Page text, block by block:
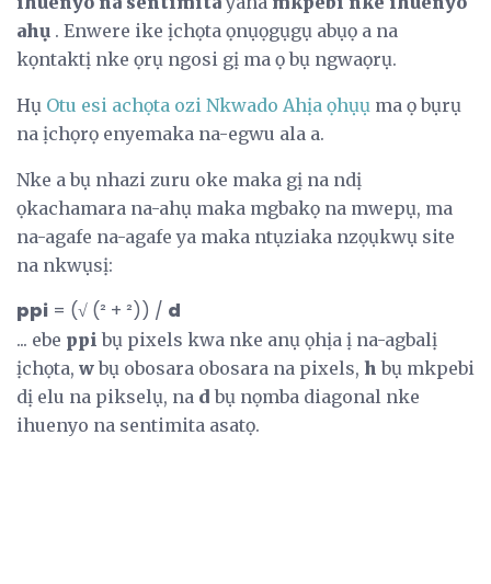
ahụ . Enwere ike ịchọta ọnụọgụgụ abụọ a na
kọntaktị nke ọrụ ngosi gị ma ọ bụ ngwaọrụ.
Hụ Otu esi achọta ozi Nkwado Ahịa ọhụụ ma ọ bụrụ
na ịchọrọ enyemaka na-egwu ala a.
Nke a bụ nhazi zuru oke maka gị na ndị
ọkachamara na-ahụ maka mgbakọ na mwepụ, ma
na-agafe na-agafe ya maka ntụziaka nzọụkwụ site
na nkwụsị:
ppi = (√ (² + ²)) / d
... ebe ppi bụ pixels kwa nke anụ ọhịa ị na-agbalị
ịchọta, wbụ obosara obosara na pixels, h bụ mkpebi
dị elu na pikselụ, na d bụ nọmba diagonal nke
ihuenyo na sentimita asatọ.